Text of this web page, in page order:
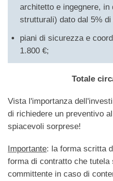
architetto e ingegnere,
strutturali) dato dal 5% di
piani di sicurezza e
1.800 €;
Totale
Vista l'importanza
di richiedere un preventivo
spiacevoli sorprese!
Importante: la forma scritta
forma di contratto che tutela
committente in caso di